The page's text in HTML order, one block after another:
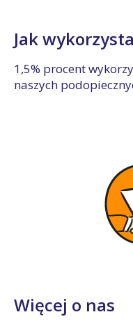
Jak
1,5% procent
naszych
Więcej o nas